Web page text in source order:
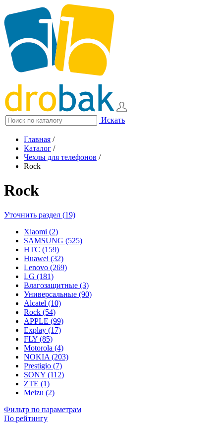
Искать
Главная /
Каталог /
Чехлы для телефонов /
Rock
Rock
Уточнить раздел (19)
Xiaomi (2)
SAMSUNG (525)
HTC (159)
Huawei (32)
Lenovo (269)
LG (181)
Влагозащитные (3)
Универсальные (90)
Alcatel (10)
Rock (54)
APPLE (99)
Explay (17)
FLY (85)
Motorola (4)
NOKIA (203)
Prestigio (7)
SONY (112)
ZTE (1)
Meizu (2)
Фильтр по параметрам
По рейтингу